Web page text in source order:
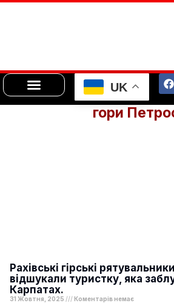
UK
гори
Рахівські гірські
відшукали туристку, яка
Карпатах.
31 Жовтня, 2025 Коментарів немає